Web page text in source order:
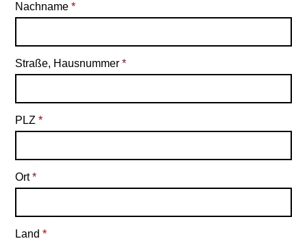
Nachname *
Straße, Hausnummer *
PLZ *
Ort*
Land *